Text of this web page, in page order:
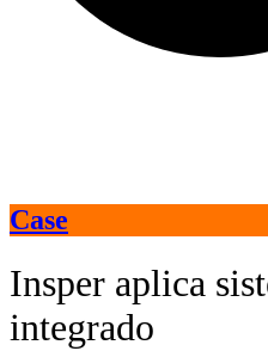
Case
Insper aplica
integrado